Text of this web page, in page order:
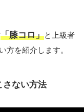
「膝コロ」と上級者
方を紹介します。
さない方法